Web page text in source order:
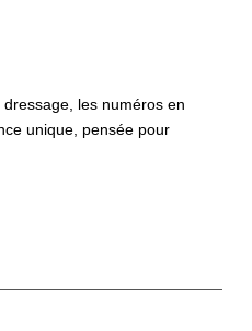
les numéros en
unique, pensée pour